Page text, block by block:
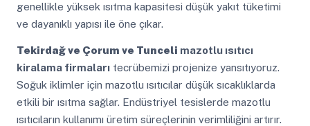
genellikle yüksek ısıtma kapasitesi düşük yakıt tüketimi
ve dayanıklı yapısı ile öne çıkar.
Tekirdağ ve Çorum ve Tunceli mazotlu ısıtıcı
kiralama firmalarıtecrübemizi projenize yansıtıyoruz.
Soğuk iklimler için mazotlu ısıtıcılar düşük sıcaklıklarda
etkili bir ısıtma sağlar. Endüstriyel tesislerde mazotlu
ısıtıcıların kullanımı üretim süreçlerinin verimliliğini artırır.